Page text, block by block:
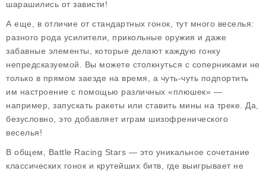
шарашились от зависти!
А еще, в отличие от стандартных гонок, тут много веселья:
разного рода усилители, прикольные оружия и даже
забавные элементы, которые делают каждую гонку
непредсказуемой. Вы можете столкнуться с соперниками не
только в прямом заезде на время, а чуть-чуть подпортить
им настроение с помощью различных «плюшек» —
например, запускать ракеты или ставить мины на треке. Да,
безусловно, это добавляет играм шизофренического
веселья!
В общем, Battle Racing Stars — это уникальное сочетание
классических гонок и крутейших битв, где выигрывает не